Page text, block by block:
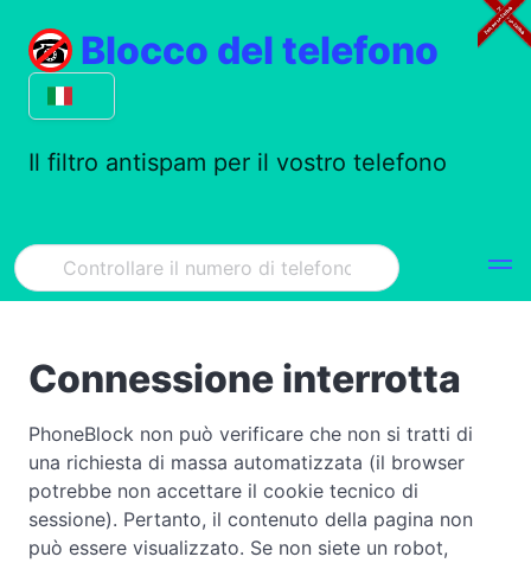
Blocco del telefono
Il filtro antispam per il vostro telefono
Connessione interrotta
PhoneBlock non può verificare che non si tratti di
una richiesta di massa automatizzata (il browser
potrebbe non accettare il cookie tecnico di
sessione). Pertanto, il contenuto della pagina non
può essere visualizzato. Se non siete un robot,